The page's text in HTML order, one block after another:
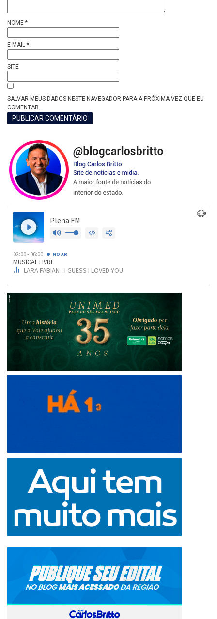
NOME *
E-MAIL *
SITE
SALVAR MEUS DADOS NESTE NAVEGADOR PARA A PRÓXIMA VEZ QUE EU
COMENTAR.